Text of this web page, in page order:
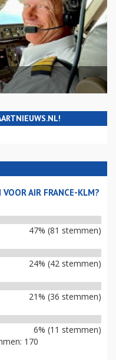
AIR FRANCE-KLM?
47% (81 stemmen)
24% (42 stemmen)
21% (36 stemmen)
6% (11 stemmen)
170